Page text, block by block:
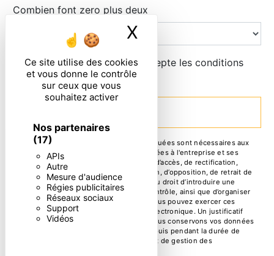
Ce site utilise des cookies
et vous donne le contrôle
sur ceux que vous
souhaitez activer
Nos partenaires
(17)
APIs
Autre
Mesure d'audience
Régies publicitaires
Réseaux sociaux
Support
Vidéos
X Masquer le
Combien font zero plus deux
En cochant cette case, j'accepte les conditions
particulières ci-dessous **
** Les données personnelles communiquées sont nécessaires aux
fins de vous contacter. Elles sont destinées à l'entreprise et ses
sous-traitants. Vous disposez de droits d’accès, de rectification,
d’effacement, de portabilité, de limitation, d’opposition, de retrait de
votre consentement à tout moment et du droit d’introduire une
réclamation auprès d’une autorité de contrôle, ainsi que d’organiser
le sort de vos données post-mortem. Vous pouvez exercer ces
droits par voie postale ou par courrier électronique. Un justificatif
d'identité pourra vous être demandé. Nous conservons vos données
pendant la période de prise de contact puis pendant la durée de
prescription légale aux fins probatoire et de gestion des